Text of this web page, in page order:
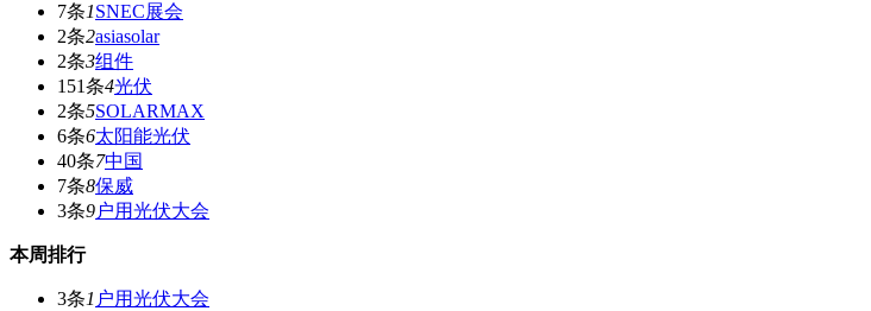
7条1SNEC展会
2条2asiasolar
2条3组件
151条4光伏
2条5SOLARMAX
6条6太阳能光伏
40条7中国
7条8保威
3条9户用光伏大会
本周排行
3条1 户用光伏大会